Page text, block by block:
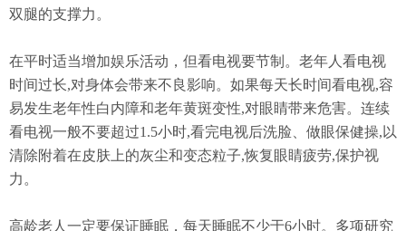
双腿的支撑力。
在平时适当增加娱乐活动，但看电视要节制。老年人看电视
时间过长,对身体会带来不良影响。如果每天长时间看电视,容
易发生老年性白内障和老年黄斑变性,对眼睛带来危害。连续
看电视一般不要超过1.5小时,看完电视后洗脸、做眼保健操,以
清除附着在皮肤上的灰尘和变态粒子,恢复眼睛疲劳,保护视
力。
高龄老人一定要保证睡眠，每天睡眠不少于6小时。多项研究